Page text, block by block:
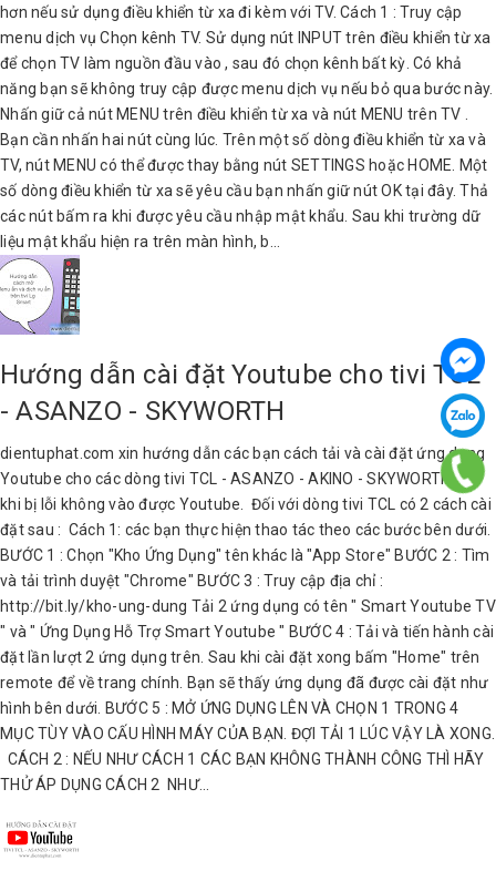
hơn nếu sử dụng điều khiển từ xa đi kèm với TV. Cách 1 : Truy cập
menu dịch vụ Chọn kênh TV. Sử dụng nút INPUT trên điều khiển từ xa
để chọn TV làm nguồn đầu vào , sau đó chọn kênh bất kỳ. Có khả
năng bạn sẽ không truy cập được menu dịch vụ nếu bỏ qua bước này.
Nhấn giữ cả nút MENU trên điều khiển từ xa và nút MENU trên TV .
Bạn cần nhấn hai nút cùng lúc. Trên một số dòng điều khiển từ xa và
TV, nút MENU có thể được thay bằng nút SETTINGS hoặc HOME. Một
số dòng điều khiển từ xa sẽ yêu cầu bạn nhấn giữ nút OK tại đây. Thả
các nút bấm ra khi được yêu cầu nhập mật khẩu. Sau khi trường dữ
liệu mật khẩu hiện ra trên màn hình, b...
Hướng dẫn cài đặt Youtube cho tivi TCL
- ASANZO - SKYWORTH
dientuphat.com xin hướng dẫn các bạn cách tải và cài đặt ứng dụng
Youtube cho các dòng tivi TCL - ASANZO - AKINO - SKYWORTH ....
khi bị lỗi không vào được Youtube. Đối với dòng tivi TCL có 2 cách cài
đặt sau : Cách 1: các bạn thực hiện thao tác theo các bước bên dưới.
BƯỚC 1 : Chọn "Kho Ứng Dụng" tên khác là "App Store" BƯỚC 2 : Tìm
và tải trình duyệt "Chrome" BƯỚC 3 : Truy cập địa chỉ :
http://bit.ly/kho-ung-dung Tải 2 ứng dụng có tên " Smart Youtube TV
" và " Ứng Dụng Hỗ Trợ Smart Youtube " BƯỚC 4 : Tải và tiến hành cài
đặt lần lượt 2 ứng dụng trên. Sau khi cài đặt xong bấm "Home" trên
remote để về trang chính. Bạn sẽ thấy ứng dụng đã được cài đặt như
hình bên dưới. BƯỚC 5 : MỞ ỨNG DỤNG LÊN VÀ CHỌN 1 TRONG 4
MỤC TÙY VÀO CẤU HÌNH MÁY CỦA BẠN. ĐỢI TẢI 1 LÚC VẬY LÀ XONG.
CÁCH 2 : NẾU NHƯ CÁCH 1 CÁC BẠN KHÔNG THÀNH CÔNG THÌ HÃY
THỬ ÁP DỤNG CÁCH 2 NHƯ...